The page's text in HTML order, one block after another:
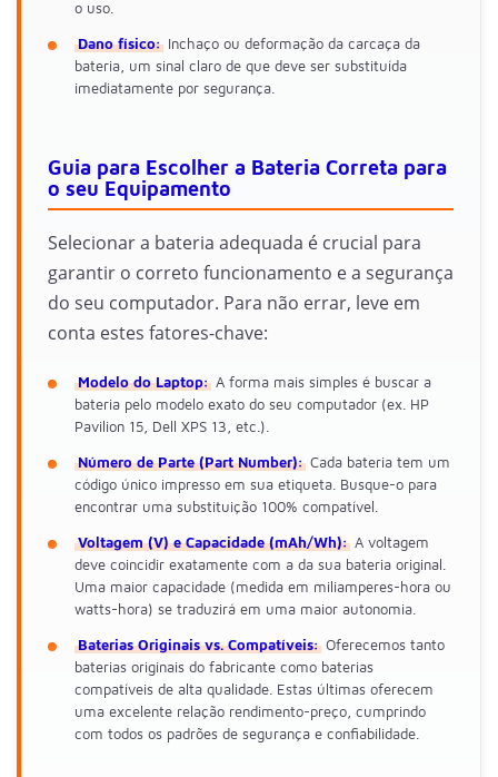
o uso.
Dano físico: Inchaço ou deformação da carcaça da
bateria, um sinal claro de que deve ser substituída
imediatamente por segurança.
Guia para Escolher a Bateria Correta para
o seu Equipamento
Selecionar a bateria adequada é crucial para
garantir o correto funcionamento e a segurança
do seu computador. Para não errar, leve em
conta estes fatores-chave:
Modelo do Laptop: A forma mais simples é buscar a
bateria pelo modelo exato do seu computador (ex. HP
Pavilion 15, Dell XPS 13, etc.).
Número de Parte (Part Number): Cada bateria tem um
código único impresso em sua etiqueta. Busque-o para
encontrar uma substituição 100% compatível.
Voltagem (V) e Capacidade (mAh/Wh): A voltagem
deve coincidir exatamente com a da sua bateria original.
Uma maior capacidade (medida em miliamperes-hora ou
watts-hora) se traduzirá em uma maior autonomia.
Baterias Originais vs. Compatíveis: Oferecemos tanto
baterias originais do fabricante como baterias
compatíveis de alta qualidade. Estas últimas oferecem
uma excelente relação rendimento-preço, cumprindo
com todos os padrões de segurança e confiabilidade.